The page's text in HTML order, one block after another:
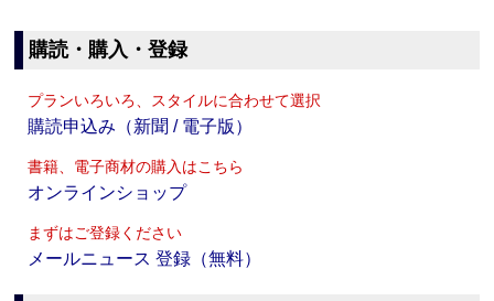
購読・購入・登録
プランいろいろ、スタイルに合わせて選択
購読申込み（新聞 / 電子版）
書籍、電子商材の購入はこちら
オンラインショップ
まずはご登録ください
メールニュース 登録（無料）